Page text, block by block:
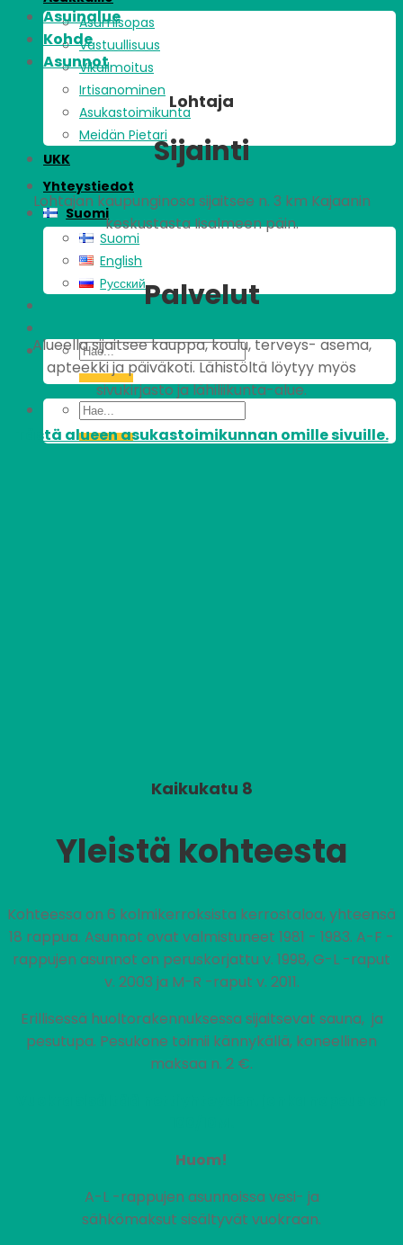
Asumisopas
Vastuullisuus
Vikailmoitus
Irtisanominen
Asukastoimikunta
Meidän Pietari
UKK
Yhteystiedot
Suomi
Suomi
English
Pусский
Asuinalue
Kohde
Asunnot
Lohtaja
Sijainti
Lohtajan kaupunginosa sijaitsee n. 3 km Kajaanin
keskustasta Iisalmeen päin.
Palvelut
Alueella sijaitsee kauppa, koulu, terveys- asema,
apteekki ja päiväkoti. Lähistöltä löytyy myös
sivukirjasto ja lähiliikunta-alue.
Tästä alueen asukastoimikunnan omille sivuille.
Kaikukatu 8
Yleistä kohteesta
Kohteessa on 6 kolmikerroksista kerrostaloa, yhteensä
18 rappua. Asunnot ovat valmistuneet 1981 - 1983. A-F -
rappujen asunnot on peruskorjattu v. 1998, G-L -raput
v. 2003 ja M-R -raput v. 2011.
Erillisessä huoltorakennuksessa sijaitsevat sauna, ja
pesutupa. Pesukone toimii kännykällä, koneellinen
maksaa n. 2 €.
Huom!
A-L -rappujen asunnoissa vesi- ja
sähkömaksut sisältyvät vuokraan.